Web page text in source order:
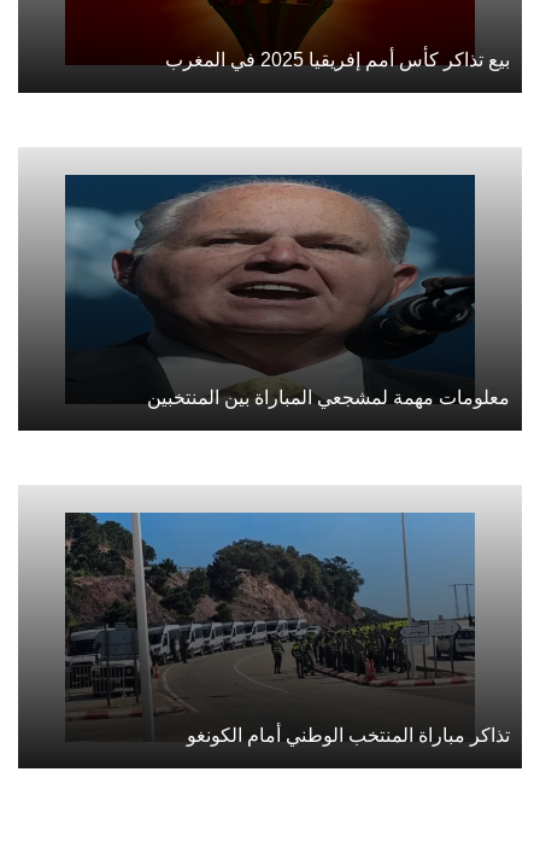
بيع تذاكر كأس أمم إفريقيا 2025 في المغرب
معلومات مهمة لمشجعي المباراة بين المنتخبين
تذاكر مباراة المنتخب الوطني أمام الكونغو